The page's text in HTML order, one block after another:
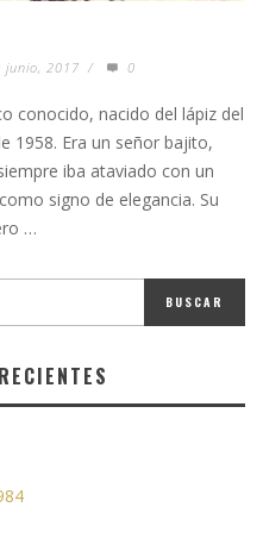
junio, 2017 / 0
conocido, nacido del lápiz del
1958. Era un señor bajito,
iba ataviado con un
signo de elegancia. Su
…